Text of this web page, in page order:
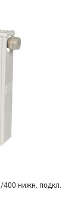
400 нижн. подкл.